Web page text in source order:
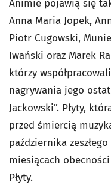
Animie pojawią się
Anna Maria Jopek,
Piotr Cugowski,
Iwański oraz Marek
którzy
nagrywania jego
Jackowski”. Płyty,
przed śmiercią
października
miesiącach
Płyty.